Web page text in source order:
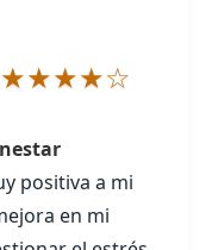
★★★★☆
positiva a mi
en mi